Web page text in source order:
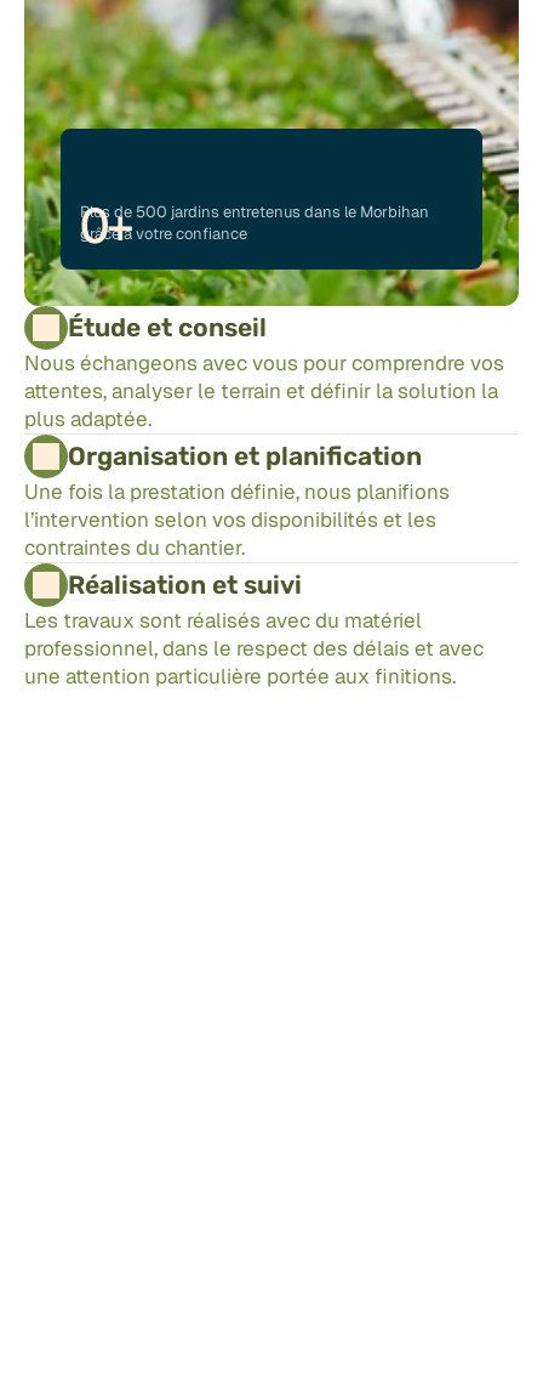
Étude et conseil
Nous échangeons avec vous pour comprendre vos
attentes, analyser le terrain et définir la solution la
plus adaptée.
Organisation et planification
Une fois la prestation définie, nous planifions
l’intervention selon vos disponibilités et les
contraintes du chantier.
Réalisation et suivi
Les travaux sont réalisés avec du matériel
professionnel, dans le respect des délais et avec
une attention particulière portée aux finitions.
0+
Plus de 500 jardins entretenus dans le Morbihan
grâce à votre confiance